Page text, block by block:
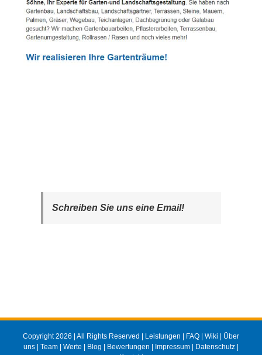
Schreiben Sie uns eine Email!
Copyright 2026 | All Rights Reserved | Leistungen | FAQ | Wiki | Über
uns | Team | Werte | Blog | Bewertungen | Impressum | Datenschutz |